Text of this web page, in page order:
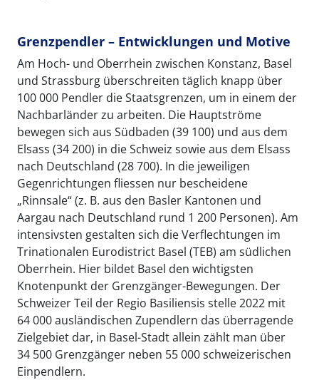
Grenzpendler – Entwicklungen und Motive
Am Hoch- und Oberrhein zwischen Konstanz, Basel
und Strassburg überschreiten täglich knapp über
100 000 Pendler die Staatsgrenzen, um in einem der
Nachbarländer zu arbeiten. Die Hauptströme
bewegen sich aus Südbaden (39 100) und aus dem
Elsass (34 200) in die Schweiz sowie aus dem Elsass
nach Deutschland (28 700). In die jeweiligen
Gegenrichtungen fliessen nur bescheidene
„Rinnsale“ (z. B. aus den Basler Kantonen und
Aargau nach Deutschland rund 1 200 Personen). Am
intensivsten gestalten sich die Verflechtungen im
Trinationalen Eurodistrict Basel (TEB) am südlichen
Oberrhein. Hier bildet Basel den wichtigsten
Knotenpunkt der Grenzgänger-Bewegungen. Der
Schweizer Teil der Regio Basiliensis stelle 2022 mit
64 000 ausländischen Zupendlern das überragende
Zielgebiet dar, in Basel-Stadt allein zählt man über
34 500 Grenzgänger neben 55 000 schweizerischen
Einpendlern.